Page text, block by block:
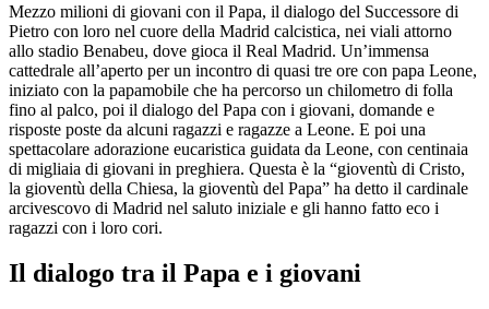
Mezzo milioni di giovani con il Papa, il dialogo del Successore di
Pietro con loro nel cuore della Madrid calcistica, nei viali attorno
allo stadio Benabeu, dove gioca il Real Madrid. Un’immensa
cattedrale all’aperto per un incontro di quasi tre ore con papa Leone,
iniziato con la papamobile che ha percorso un chilometro di folla
fino al palco, poi il dialogo del Papa con i giovani, domande e
risposte poste da alcuni ragazzi e ragazze a Leone. E poi una
spettacolare adorazione eucaristica guidata da Leone, con centinaia
di migliaia di giovani in preghiera. Questa è la “gioventù di Cristo,
la gioventù della Chiesa, la gioventù del Papa” ha detto il cardinale
arcivescovo di Madrid nel saluto iniziale e gli hanno fatto eco i
ragazzi con i loro cori.
Il dialogo tra il Papa e i giovani